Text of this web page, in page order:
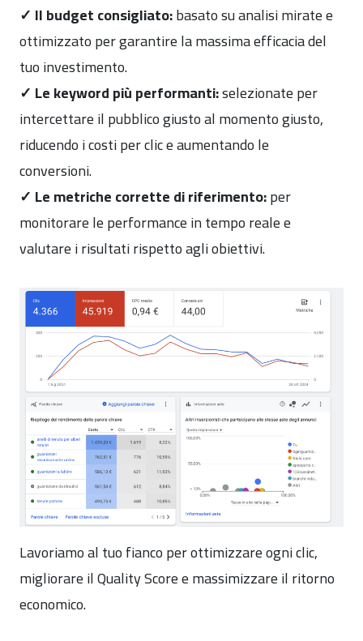
✓ Il budget consigliato:basato su analisi mirate e
ottimizzato per garantire la massima efficacia del
tuo investimento.
✓ Le keyword più performanti:selezionate per
intercettare il pubblico giusto al momento giusto,
riducendo i costi per clic e aumentando le
conversioni.
✓ Le metriche corrette di riferimento:per
monitorare le performance in tempo reale e
valutare i risultati rispetto agli obiettivi.
Lavoriamo al tuo fianco per ottimizzare ogni clic,
migliorare il Quality Score e massimizzare il ritorno
economico.